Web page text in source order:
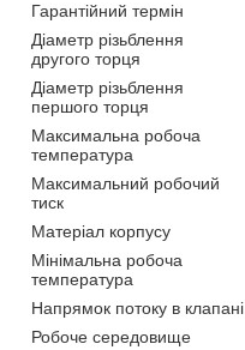
Гарантійний термін
Діаметр різьблення
другого торця
Діаметр різьблення
першого торця
Максимальна робоча
температура
Максимальний робочий
тиск
Матеріал корпусу
Мінімальна робоча
температура
Напрямок потоку в клапані
Робоче середовище